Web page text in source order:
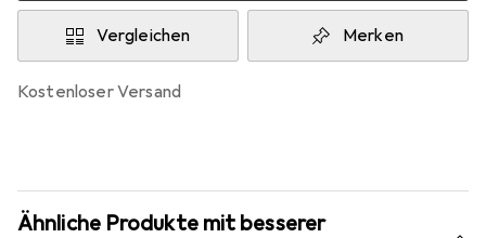
Vergleichen Merken
kostenloser Versand
Ähnliche Produkte mit besserer